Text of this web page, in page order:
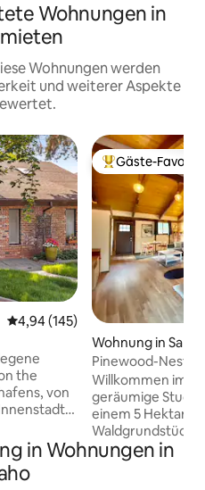
Wohnungen in
Wohnungen werden
und weiterer Aspekte
Durchschnittliche Bewertung:
4,94 (145)
the
von
und
und das
Beliebter Gäste-
Gäste-Favorit
Wohnung in
Pinewood-Nest
Willkommen im
geräumige
einem 5 Hektar
Waldgrundstück,
vom Wandern,
im Pine Street
in Wohnungen in